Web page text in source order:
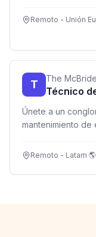
escala desde
Remoto - Unión
T The
Técnico
Únete a un
mantenimiento
Remoto - Latam 🌎